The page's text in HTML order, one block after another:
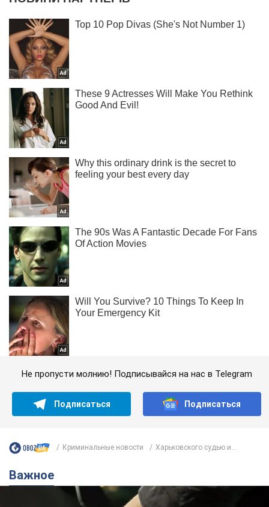
Не пропусти молнию! Подписывайся на нас в Telegram
Подписаться Подписаться
Криминальные новости Харьковского судью и...
Важное